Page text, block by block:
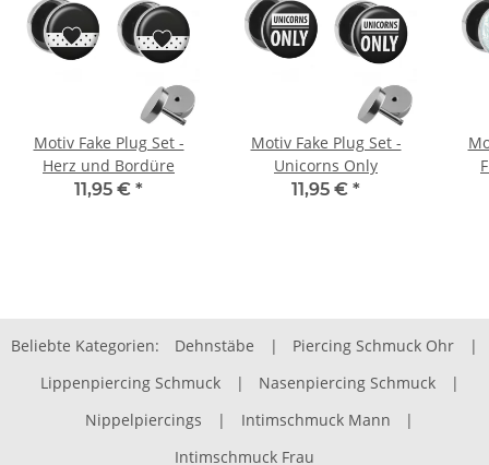
Motiv Fake Plug Set -
Herz und Bordüre
11,95 € *
Motiv Fake Plug Set -
Unicorns Only
11,95 € *
Beliebte Kategorien: Dehnstäbe | Piercing Schmuck Ohr
|
Lippenpiercing Schmuck
| Nasenpiercing Schmuck
|
Nippelpiercings
| Intimschmuck Mann
|
Intimschmuck Frau